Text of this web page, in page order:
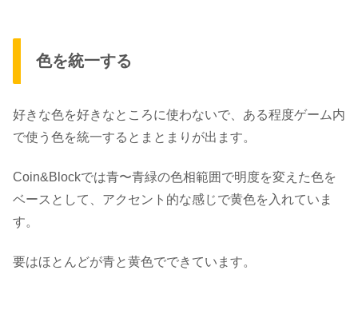
色を統一する
好きな色を好きなところに使わないで、ある程度ゲーム内
で使う色を統一するとまとまりが出ます。
Coin&Blockでは青〜青緑の色相範囲で明度を変えた色を
ベースとして、アクセント的な感じで黄色を入れていま
す。
要はほとんどが青と黄色でできています。